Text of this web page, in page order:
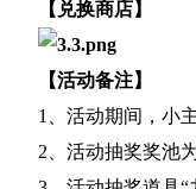
【兑换商店】
【活动备注】
1、活动期间，小
2、活动抽奖奖池